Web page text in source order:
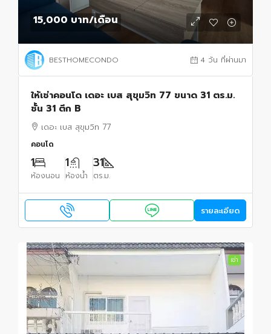
15,000 บาท/เดือน
BESTHOMECONDO 4 วัน ที่ผ่านมา
ให้เช่าคอนโด เดอะ เบส สุขุมวิท 77 ขนาด 31 ตร.ม.
ชั้น 31 ตึก B
เดอะ เบส สุขุมวิท 77
คอนโด
1
ห้องนอน
1
ห้องน้ำ
31
ตร.ม.
รายละเอียด
เช่า